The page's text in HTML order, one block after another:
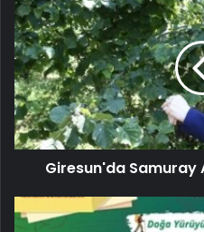
Giresun'da Samuray